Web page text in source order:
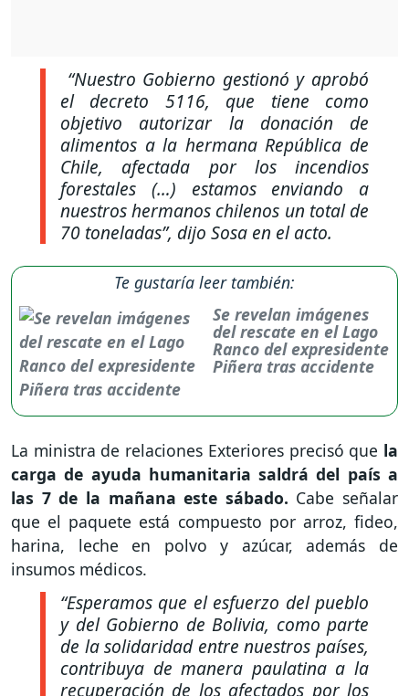
“Nuestro Gobierno gestionó y aprobó
el decreto 5116, que tiene como
objetivo autorizar la donación de
alimentos a la hermana República de
Chile, afectada por los incendios
forestales (…) estamos enviando a
nuestros hermanos chilenos un total de
70 toneladas”, dijo Sosa en el acto.
Te gustaría leer también:
Se revelan imágenes
del rescate en el Lago
Ranco del expresidente
Piñera tras accidente
La ministra de relaciones Exteriores precisó que la
carga de ayuda humanitaria saldrá del país a
las 7 de la mañana este sábado. Cabe señalar
que el paquete está compuesto por arroz, fideo,
harina, leche en polvo y azúcar, además de
insumos médicos.
“Esperamos que el esfuerzo del pueblo
y del Gobierno de Bolivia, como parte
de la solidaridad entre nuestros países,
contribuya de manera paulatina a la
recuperación de los afectados por los